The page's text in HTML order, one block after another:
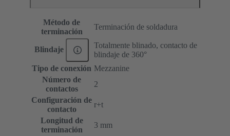
Método de
terminación
Terminación de soldadura
Blindaje
Totalmente blinado, contacto de
blindaje de 360°
Tipo de conexión Mezzanine
Número de
contactos
2
Configuración de
contacto
r+t
Longitud de
terminación
3 mm